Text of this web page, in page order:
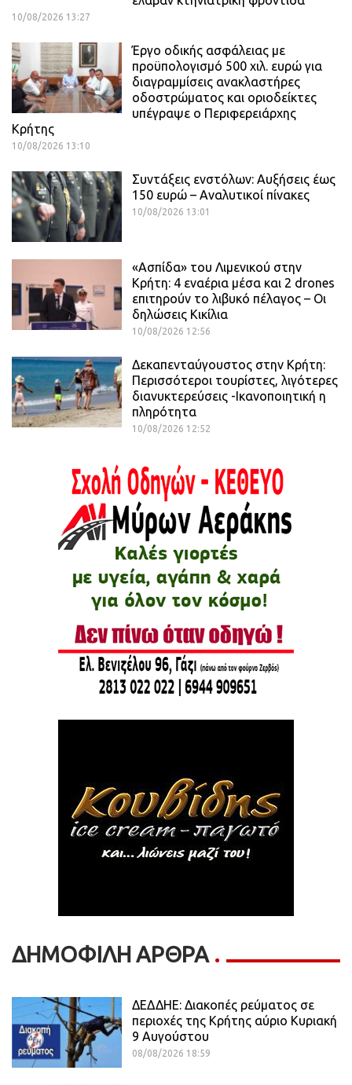
10/08/2026 13:27
Έργο οδικής ασφάλειας με
προϋπολογισμό 500 χιλ. ευρώ για
διαγραμμίσεις ανακλαστήρες
οδοστρώματος και οριοδείκτες
υπέγραψε ο Περιφερειάρχης
Κρήτης
10/08/2026 13:10
Συντάξεις ενστόλων: Αυξήσεις έως
150 ευρώ – Αναλυτικοί πίνακες
10/08/2026 13:01
«Ασπίδα» του Λιμενικού στην
Κρήτη: 4 εναέρια μέσα και 2 drones
επιτηρούν το λιβυκό πέλαγος – Οι
δηλώσεις Κικίλια
10/08/2026 12:56
Δεκαπενταύγουστος στην Κρήτη:
Περισσότεροι τουρίστες, λιγότερες
διανυκτερεύσεις -Ικανοποιητική η
πληρότητα
10/08/2026 12:52
ΔΗΜΟΦΙΛΗ ΑΡΘΡΑ
ΔΕΔΔΗΕ: Διακοπές ρεύματος σε
περιοχές της Κρήτης αύριο Κυριακή
9 Αυγούστου
08/08/2026 18:59